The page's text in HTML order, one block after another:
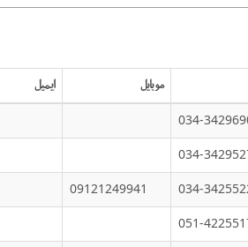
موبایل ایمیل
034-
034-
034-
09121249941
051-